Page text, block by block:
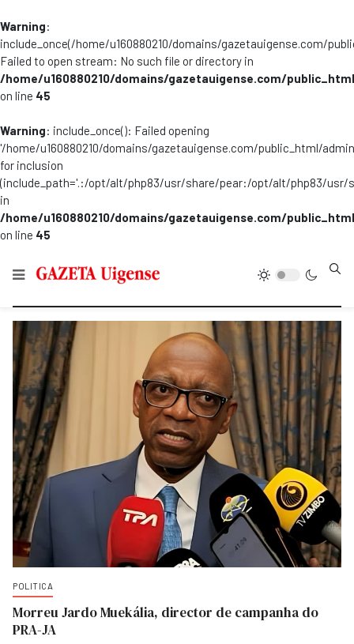
Warning:
include_once(/home/u160880210/domains/gazetauigense.com/
Failed to open stream: No such file or directory in
/home/u160880210/domains/gazetauigense.com/
on line 45
Warning: include_once(): Failed opening
'/home/u160880210/domains/gazetauigense.com/public_html/
for inclusion
(include_path='.:/opt/alt/php83/usr/share/pear:/opt/alt/php83/
in
/home/u160880210/domains/gazetauigense.com/
on line 45
POLITICA
Morreu Jardo Muekália, director de campanha do
PRA-JA